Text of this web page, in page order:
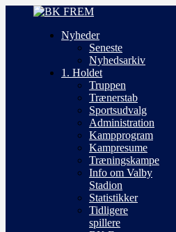
Nyheder
Seneste
Nyhedsarkiv
1. Holdet
Truppen
Trænerstab
Sportsudvalg
Administration
Kampprogram
Kampresume
Træningskampe
Info om Valby
Stadion
Statistikker
Tidligere
spillere